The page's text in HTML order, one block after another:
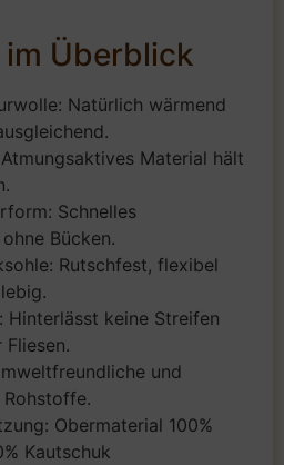
Überblick
Natürlich wärmend
Material hält
Schnelles
Bücken.
Rutschfest, flexibel
Hinterlässt keine Streifen
und
Obermaterial 100%
Kautschuk